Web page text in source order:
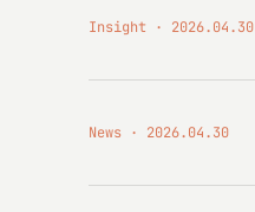
Insight 2026.04.30
News 2026.04.30